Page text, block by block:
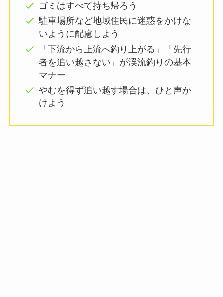
ゴミはすべて持ち帰ろう
駐車場所など地域住民に迷惑をかけな
いように配慮しよう
「下流から上流へ釣り上がる」「先行
者を追い越さない」が渓流釣りの基本
マナー
やむを得ず追い越す場合は、ひと声か
けよう